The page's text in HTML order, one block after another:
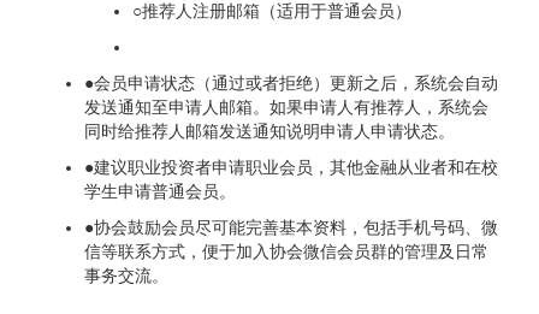
○推荐人注册邮箱（适用于普通会员）
●会员申请状态（通过或者拒绝）更新之后，系统会自动
发送通知至申请人邮箱。如果申请人有推荐人，系统会
同时给推荐人邮箱发送通知说明申请人申请状态。
●建议职业投资者申请职业会员，其他金融从业者和在校
学生申请普通会员。
●协会鼓励会员尽可能完善基本资料，包括手机号码、微
信等联系方式，便于加入协会微信会员群的管理及日常
事务交流。